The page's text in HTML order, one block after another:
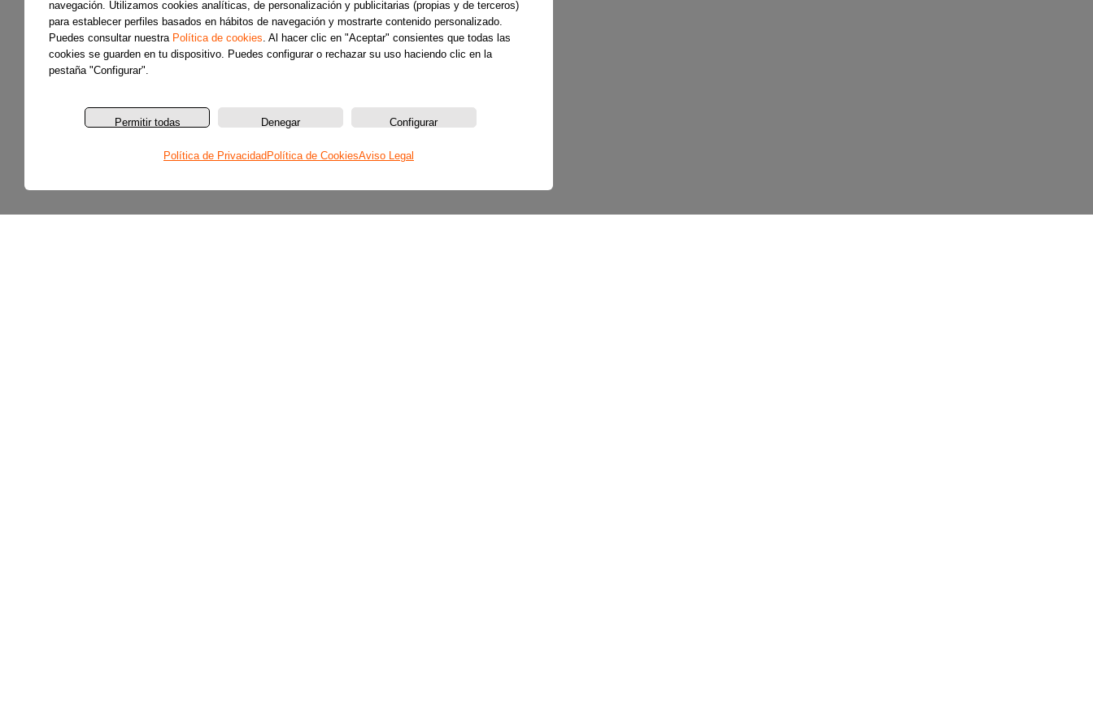
navegación. Utilizamos cookies analíticas, de personalización y publicitarias (propias y de terceros)
para establecer perfiles basados en hábitos de navegación y mostrarte contenido personalizado.
Puedes consultar nuestra Política de cookies. Al hacer clic en "Aceptar" consientes que todas las
cookies se guarden en tu dispositivo. Puedes configurar o rechazar su uso haciendo clic en la
pestaña "Configurar".
Permitir todas Denegar Configurar
Política de Privacidad Política de CookiesAviso Legal